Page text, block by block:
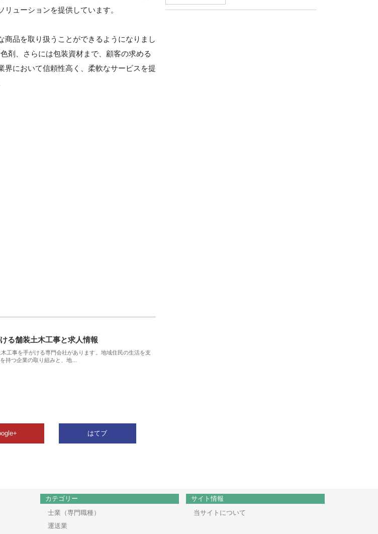
ューションを提供しています。
品を取り扱うことができるようになりまし
剤、さらには包装資材まで、顧客の求める
において信頼性高く、柔軟なサービスを提
る舗装土木工事と求人情報
工事を手がける専門会社があります。地域住民の生活を支
持つ企業の取り組みと、地…
はてブ
カテゴリー
士業（専門職種）
運送業
サイト情報
当サイトについて